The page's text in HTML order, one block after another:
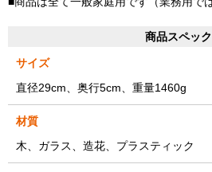
商品スペック
サイズ
直径29cm、奥行5cm、重量1460g
材質
木、ガラス、造花、プラスティック